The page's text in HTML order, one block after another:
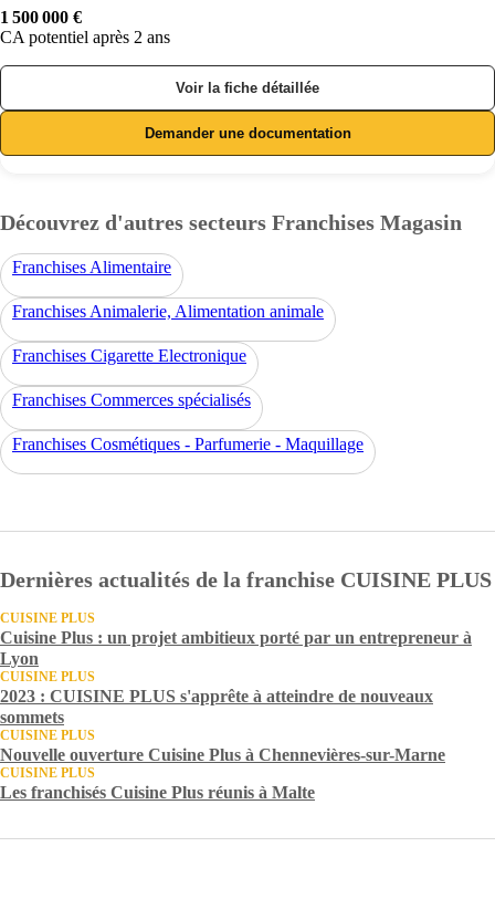
1 500 000 €
CA potentiel après 2 ans
Voir la fiche détaillée
Demander une documentation
Découvrez d'autres secteurs Franchises Magasin
Franchises Alimentaire
Franchises Animalerie, Alimentation animale
Franchises Cigarette Electronique
Franchises Commerces spécialisés
Franchises Cosmétiques - Parfumerie - Maquillage
Dernières actualités de la franchise CUISINE PLUS
CUISINE PLUS
Cuisine Plus : un projet ambitieux porté par un entrepreneur à
Lyon
CUISINE PLUS
2023 : CUISINE PLUS s'apprête à atteindre de nouveaux
sommets
CUISINE PLUS
Nouvelle ouverture Cuisine Plus à Chennevières-sur-Marne
CUISINE PLUS
Les franchisés Cuisine Plus réunis à Malte